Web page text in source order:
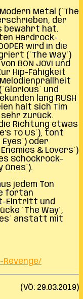
Metal (´The
der
bewahrt hat.
Hardrock-
wird in die
(´The Way´)
BON JOVI und
Zur Hip-Fähigkeit
Melodienprallheit
und
lang RUSH
hält sich Tim
zurück.
Richtung etwas
To Us´), tönt
Eyes´) oder
& Lovers´)
Schockrock-
jedem Ton
fortan
Eintritt und
´The Way´,
anstatt mit
(VÖ: 29.03.2019)